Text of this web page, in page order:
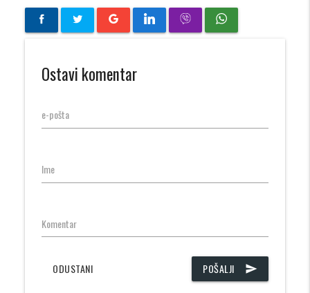
Ostavi komentar
e-pošta
Ime
Komentar
POŠALJI send
ODUSTANI